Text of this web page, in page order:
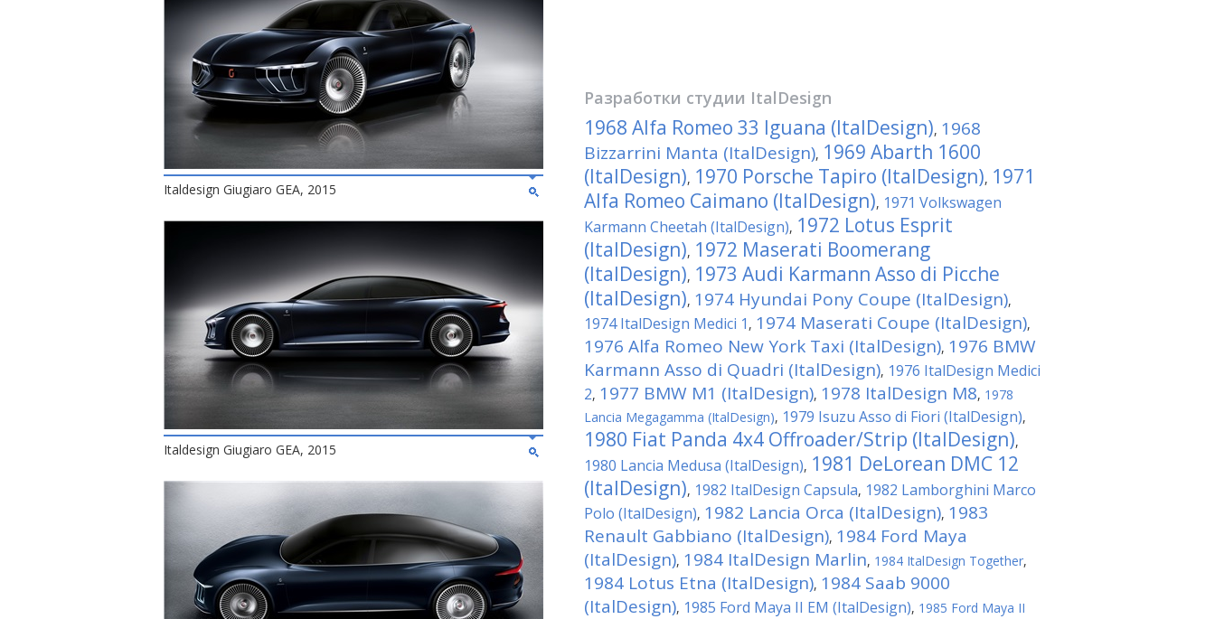
Italdesign Giugiaro GEA, 2015
Italdesign Giugiaro GEA, 2015
Разработки студии ItalDesign
1968 Alfa Romeo 33 Iguana (ItalDesign), 1968
Bizzarrini Manta (ItalDesign), 1969 Abarth 1600
(ItalDesign), 1970 Porsche Tapiro (ItalDesign), 1971
Alfa Romeo Caimano (ItalDesign), 1971 Volkswagen
Karmann Cheetah (ItalDesign), 1972 Lotus Esprit
(ItalDesign), 1972 Maserati Boomerang
(ItalDesign), 1973 Audi Karmann Asso di Picche
(ItalDesign), 1974 Hyundai Pony Coupe (ItalDesign),
1974 ItalDesign Medici 1 , 1974 Maserati Coupe (ItalDesign),
1976 Alfa Romeo New York Taxi (ItalDesign), 1976 BMW
Karmann Asso di Quadri (ItalDesign), 1976 ItalDesign Medici
2, 1977 BMW M1 (ItalDesign), 1978 ItalDesign M8, 1978
Lancia Megagamma (ItalDesign), 1979 Isuzu Asso di Fiori (ItalDesign),
1980 Fiat Panda 4x4 Offroader/Strip (ItalDesign),
1980 Lancia Medusa (ItalDesign), 1981 DeLorean DMC 12
(ItalDesign), 1982 ItalDesign Capsula, 1982 Lamborghini Marco
Polo (ItalDesign), 1982 Lancia Orca (ItalDesign), 1983
Renault Gabbiano (ItalDesign), 1984 Ford Maya
(ItalDesign), 1984 ItalDesign Marlin, 1984 ItalDesign Together,
1984 Lotus Etna (ItalDesign), 1984 Saab 9000
(ItalDesign), 1985 Ford Maya II EM (ItalDesign), 1985 Ford Maya II